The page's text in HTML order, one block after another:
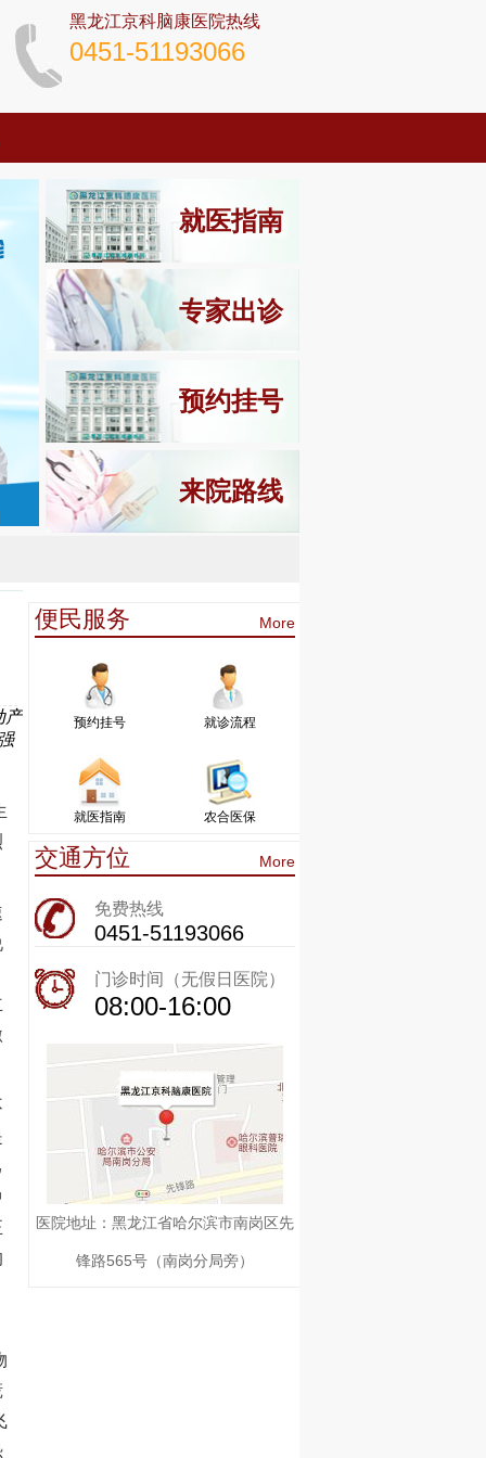
黑龙江京科脑康医院热线
0451-51193066
就医指南
专家出诊
预约挂号
来院路线
产
便民服务 More
预约挂号 就诊流程
就医指南 农合医保
交通方位 More
免费热线
0451-51193066
门诊时间（无假日医院）
08:00-16:00
医院地址：黑龙江省哈尔滨市南岗区先
锋路565号（南岗分局旁）